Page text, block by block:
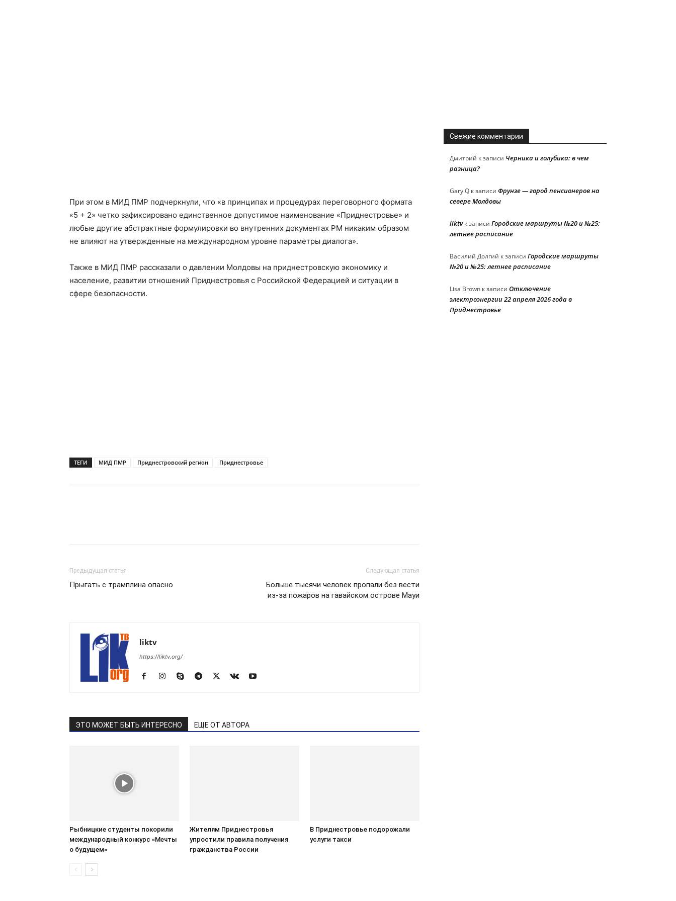
При этом в МИД ПМР подчеркнули, что «в принципах и процедурах переговорного формата
«5 + 2» четко зафиксировано единственное допустимое наименование «Приднестровье» и
любые другие абстрактные формулировки во внутренних документах РМ никаким образом
не влияют на утвержденные на международном уровне параметры диалога».
Также в МИД ПМР рассказали о давлении Молдовы на приднестровскую экономику и
население, развитии отношений Приднестровья с Российской Федерацией и ситуации в
сфере безопасности.
ТЕГИ МИД ПМР Приднестровский регион Приднестровье
Предыдущая статья
Прыгать с трамплина опасно
Следующая статья
Больше тысячи человек пропали без вести
из-за пожаров на гавайском острове Мауи
liktv
https://liktv.org/
ЭТО МОЖЕТ БЫТЬ ИНТЕРЕСНО ЕЩЕ ОТ АВТОРА
Рыбницкие студенты покорили
международный конкурс «Мечты
о будущем»
Жителям Приднестровья
упростили правила получения
гражданства России
В Приднестровье подорожали
услуги такси
Свежие комментарии
Дмитрий к записи Черника и голубика: в чем
разница?
Gary Q к записи Фрунзе — город пенсионеров на
севере Молдовы
liktvк записи Городские маршруты №20 и №25:
летнее расписание
Василий Долгий к записи Городские маршруты
№20 и №25: летнее расписание
Lisa Brown к записи Отключение
электроэнергии 22 апреля 2026 года в
Приднестровье